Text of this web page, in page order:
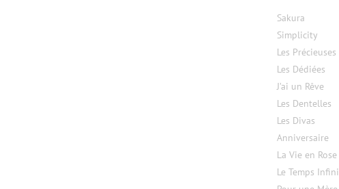
Sakura
Simplicity
Les Précieuses
Les Dédiées
J’ai un Rêve
Les Dentelles
Les Divas
Anniversaire
La Vie en Rose
Le Temps Infini